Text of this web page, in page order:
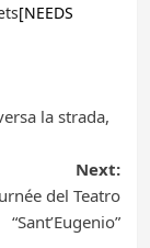
[NEEDS
la strada,
Next:
del Teatro
“Sant’Eugenio”